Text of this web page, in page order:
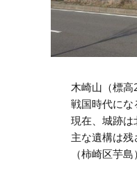
木崎山（標高
戦国時代にな
現在、城跡は
主な遺構は
（柿崎区芋